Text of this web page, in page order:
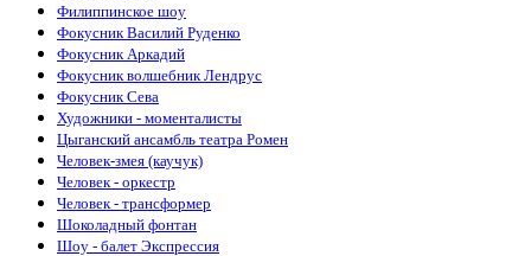
Филиппинское шоу
Фокусник Василий Руденко
Фокусник Аркадий
Фокусник волшебник Лендрус
Фокусник Cева
Художники - моменталисты
Цыганский ансамбль театра Ромен
Человек-змея (каучук)
Человек - оркестр
Человек - трансформер
Шоколадный фонтан
Шоу - балет Экспрессия